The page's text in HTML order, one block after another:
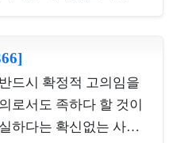
에 반하거나 기망행위
으므로, 별도로 절도죄
하지 않는다 할 것이고,
드시 확정적 고의임을
로서도 족하다 할 것이
하다는 확신없는 사실